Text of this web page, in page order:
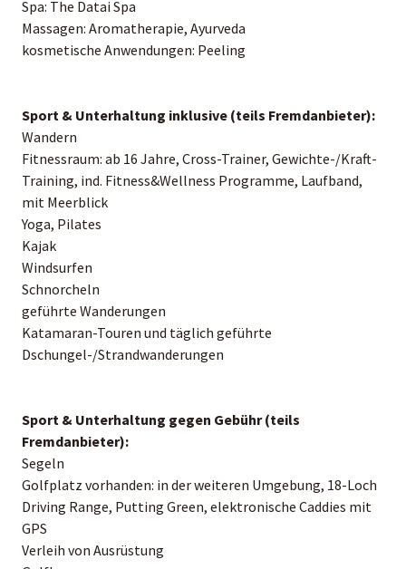
Spa: The Datai Spa
Massagen: Aromatherapie, Ayurveda
kosmetische Anwendungen: Peeling
Sport & Unterhaltung inklusive (teils Fremdanbieter):
Wandern
Fitnessraum: ab 16 Jahre, Cross-Trainer, Gewichte-/Kraft-
Training, ind. Fitness&Wellness Programme, Laufband,
mit Meerblick
Yoga, Pilates
Kajak
Windsurfen
Schnorcheln
geführte Wanderungen
Katamaran-Touren und täglich geführte
Dschungel-/Strandwanderungen
Sport & Unterhaltung gegen Gebühr (teils
Fremdanbieter):
Segeln
Golfplatz vorhanden: in der weiteren Umgebung, 18-Loch
Driving Range, Putting Green, elektronische Caddies mit
GPS
Verleih von Ausrüstung